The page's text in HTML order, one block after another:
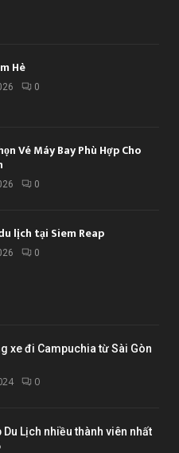
Hè
0
Vé Máy Bay Phù Hợp Cho
0
lịch tại Siem Reap
0
xe đi Campuchia từ Sài Gòn
0
Lịch nhiều thành viên nhất